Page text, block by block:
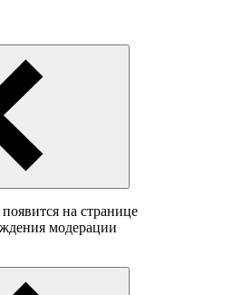
на странице
модерации